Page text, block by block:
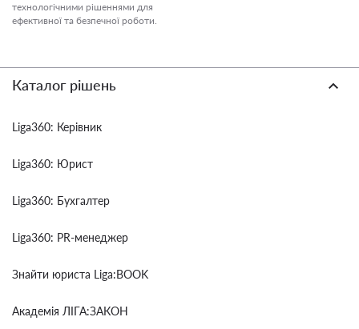
технологічними рішеннями для
ефективної та безпечної роботи.
Каталог рішень
Liga360: Керівник
Liga360: Юрист
Liga360: Бухгалтер
Liga360: PR-менеджер
Знайти юриста Liga:BOOK
Академія ЛІГА:ЗАКОН